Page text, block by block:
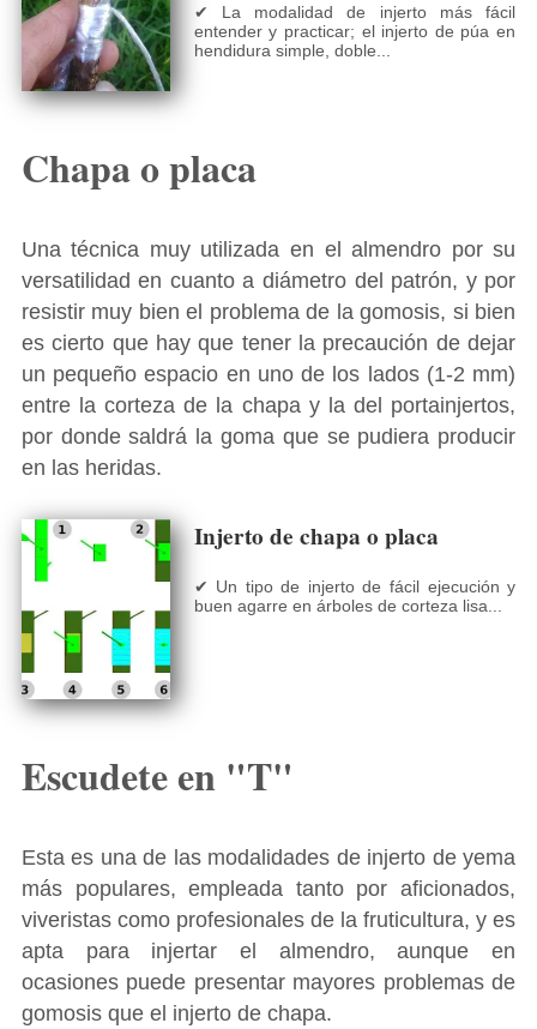
✔ La modalidad de injerto más fácil
entender y practicar; el injerto de púa en
hendidura simple, doble...
Chapa o placa
Una técnica muy utilizada en el almendro por su
versatilidad en cuanto a diámetro del patrón, y por
resistir muy bien el problema de la gomosis, si bien
es cierto que hay que tener la precaución de dejar
un pequeño espacio en uno de los lados (1-2 mm)
entre la corteza de la chapa y la del portainjertos,
por donde saldrá la goma que se pudiera producir
en las heridas.
Injerto de chapa o placa
✔ Un tipo de injerto de fácil ejecución y
buen agarre en árboles de corteza lisa...
Escudete en "T"
Esta es una de las modalidades de injerto de yema
más populares, empleada tanto por aficionados,
viveristas como profesionales de la fruticultura, y es
apta para injertar el almendro, aunque en
ocasiones puede presentar mayores problemas de
gomosis que el injerto de chapa.